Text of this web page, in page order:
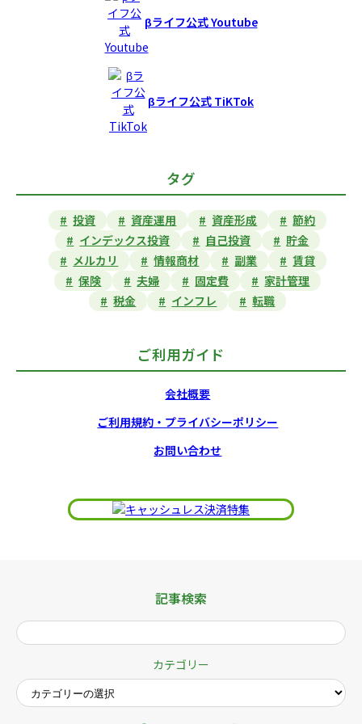
βライフ公式 Youtube
βライフ公式 TiKTok
タグ
投資 資産運用 資産形成
節約
インデックス投資
自己投資
貯金
メルカリ
情報商材 副業
賃貸
保険
夫婦 固定費
家計管理
税金
インフレ 転職
ご利用ガイド
会社概要
ご利用規約・プライバシーポリシー
お問い合わせ
記事検索
カテゴリー